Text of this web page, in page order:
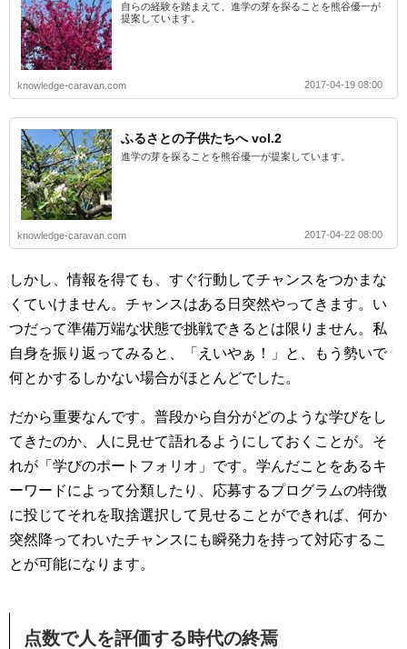
自らの経験を踏まえて、進学の芽を探ることを熊谷優一が
提案しています。
knowledge-caravan.com 2017-04-19 08:00
ふるさとの子供たちへ vol.2
進学の芽を探ることを熊谷優一が提案しています。
knowledge-caravan.com 2017-04-22 08:00
しかし、情報を得ても、すぐ行動してチャンスをつかまな
くていけません。チャンスはある日突然やってきます。い
つだって準備万端な状態で挑戦できるとは限りません。私
自身を振り返ってみると、「えいやぁ！」と、もう勢いで
何とかするしかない場合がほとんどでした。
だから重要なんです。普段から自分がどのような学びをし
てきたのか、人に見せて語れるようにしておくことが。そ
れが「学びのポートフォリオ」です。学んだことをあるキ
ーワードによって分類したり、応募するプログラムの特徴
に投じてそれを取捨選択して見せることができれば、何か
突然降ってわいたチャンスにも瞬発力を持って対応するこ
とが可能になります。
点数で人を評価する時代の終焉